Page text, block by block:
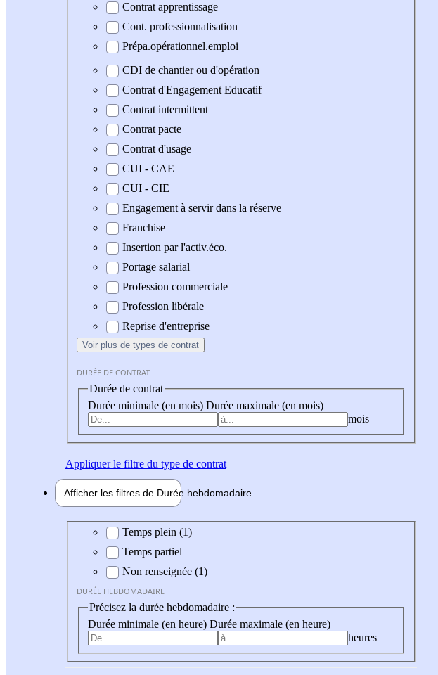
Contrat apprentissage
Cont. professionnalisation
Prépa.opérationnel.emploi
CDI de chantier ou d'opération
Contrat d'Engagement Educatif
Contrat intermittent
Contrat pacte
Contrat d'usage
CUI - CAE
CUI - CIE
Engagement à servir dans la réserve
Franchise
Insertion par l'activ.éco.
Portage salarial
Profession commerciale
Profession libérale
Reprise d'entreprise
Voir plus de types de contrat
DURÉE DE CONTRAT
Durée de contrat
Durée minimale (en mois) Durée maximale (en mois)
mois
Appliquerle filtre du type de contrat
Afficher les filtres de Durée hebdomadaire
Durée hebdomadaire
Temps plein (1)
Temps partiel
Non renseignée (1)
DURÉE HEBDOMADAIRE
Précisez la durée hebdomadaire :
Durée minimale (en heure) Durée maximale (en heure)
heures